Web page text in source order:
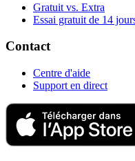
Gratuit vs. Extra
Essai gratuit de 14
Contact
Centre d'aide
Support en direct